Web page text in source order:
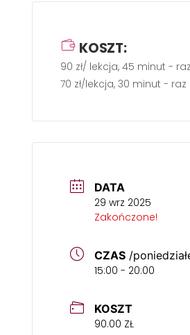
KOSZT:
90 zł/ lekcja, 45 minut -
70 zł/lekcja, 30 minut -
DATA
29 wrz 2025
Zakończone!
CZAS /
15:00 - 20:00
KOSZT
90.00 ZŁ